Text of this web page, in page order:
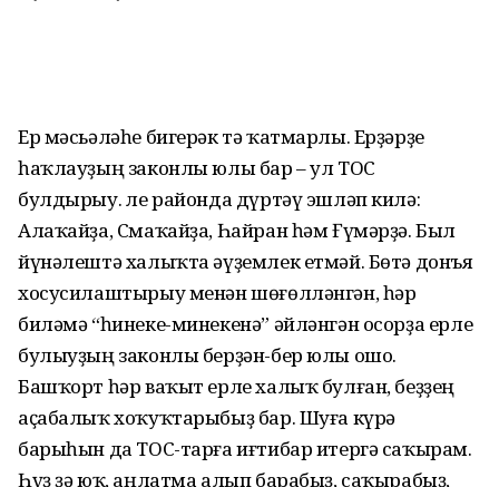
Ер мәсьәләһе бигерәк тә ҡатмарлы. Ерҙәрҙе
һаҡлауҙың законлы юлы бар – ул ТОС
булдырыу. Әле районда дүртәү эшләп килә:
Алаҡайҙа, Смаҡайҙа, Һайран һәм Ғүмәрҙә. Был
йүнәлештә халыҡта әүҙемлек етмәй. Бөтә донъя
хосусилаштырыу менән шөғөлләнгән, һәр
биләмә “һинеке-минекенә” әйләнгән осорҙа ерле
булыуҙың законлы берҙән-бер юлы ошо.
Башҡорт һәр ваҡыт ерле халыҡ булған, беҙҙең
аҫабалыҡ хоҡуҡтарыбыҙ бар. Шуға күрә
барыһын да ТОС-тарға иғтибар итергә саҡырам.
Һүҙ ҙә юҡ, аңлатма алып барабыҙ, саҡырабыҙ,